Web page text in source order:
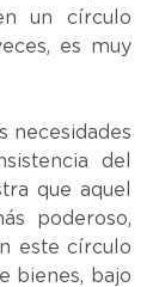
un círculo
es muy
necesidades
del
que aquel
poderoso,
este círculo
bienes, bajo